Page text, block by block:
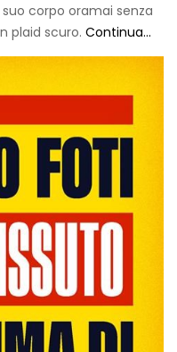
corpo oramai senza
plaid scuro. Continua...